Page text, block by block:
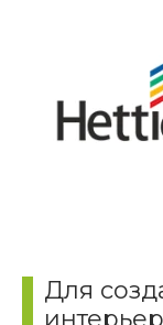
Для